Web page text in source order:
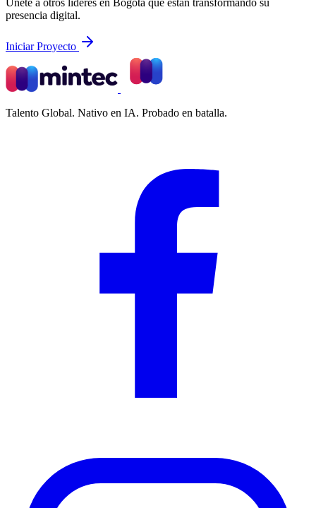
presencia digital.
Iniciar Proyecto
Talento Global. Nativo en IA. Probado en batalla.